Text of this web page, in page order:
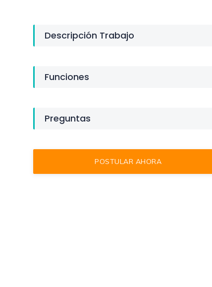
Descripción Trabajo
Funciones
Preguntas